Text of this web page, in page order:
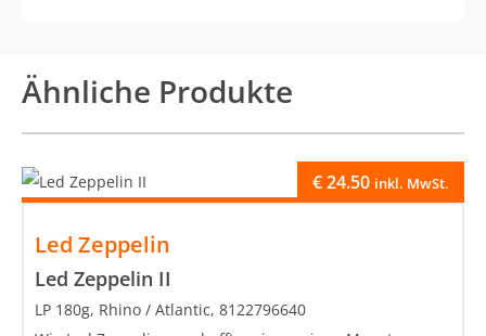
Ähnliche Produkte
Led Zeppelin
Led Zeppelin II
€24.50 inkl. MwSt.
LP 180g, Rhino / Atlantic, 8122796640